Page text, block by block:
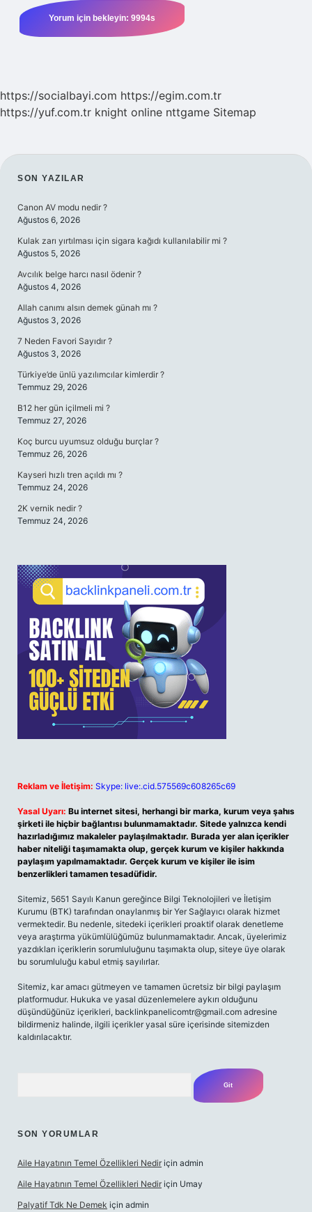
https://socialbayi.com https://egim.com.tr
https://yuf.com.tr knight online nttgame Sitemap
SIDEBAR
SON YAZILAR
Canon AV modu nedir ?
Ağustos 6, 2026
Kulak zarı yırtılması için sigara kağıdı kullanılabilir mi ?
Ağustos 5, 2026
Avcılık belge harcı nasıl ödenir ?
Ağustos 4, 2026
Allah canımı alsın demek günah mı ?
Ağustos 3, 2026
7 Neden Favori Sayıdır ?
Ağustos 3, 2026
Türkiye’de ünlü yazılımcılar kimlerdir ?
Temmuz 29, 2026
B12 her gün içilmeli mi ?
Temmuz 27, 2026
Koç burcu uyumsuz olduğu burçlar ?
Temmuz 26, 2026
Kayseri hızlı tren açıldı mı ?
Temmuz 24, 2026
2K vernik nedir ?
Temmuz 24, 2026
Reklam ve İletişim: Skype: live:.cid.575569c608265c69
Yasal Uyarı: Bu internet sitesi, herhangi bir marka, kurum veya şahıs
şirketi ile hiçbir bağlantısı bulunmamaktadır. Sitede yalnızca kendi
hazırladığımız makaleler paylaşılmaktadır. Burada yer alan içerikler
haber niteliği taşımamakta olup, gerçek kurum ve kişiler hakkında
paylaşım yapılmamaktadır. Gerçek kurum ve kişiler ile isim
benzerlikleri tamamen tesadüfidir.
Sitemiz, 5651 Sayılı Kanun gereğince Bilgi Teknolojileri ve İletişim
Kurumu (BTK) tarafından onaylanmış bir Yer Sağlayıcı olarak hizmet
vermektedir. Bu nedenle, sitedeki içerikleri proaktif olarak denetleme
veya araştırma yükümlülüğümüz bulunmamaktadır. Ancak, üyelerimiz
yazdıkları içeriklerin sorumluluğunu taşımakta olup, siteye üye olarak
bu sorumluluğu kabul etmiş sayılırlar.
Sitemiz, kar amacı gütmeyen ve tamamen ücretsiz bir bilgi paylaşım
platformudur. Hukuka ve yasal düzenlemelere aykırı olduğunu
düşündüğünüz içerikleri, backlinkpanelicomtr@gmail.com adresine
bildirmeniz halinde, ilgili içerikler yasal süre içerisinde sitemizden
kaldırılacaktır.
SON YORUMLAR
Aile Hayatının Temel Özellikleri Nedir için admin
Aile Hayatının Temel Özellikleri Nedir için Umay
Palyatif Tdk Ne Demek için admin